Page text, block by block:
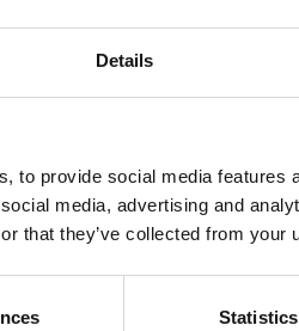
Details
to provide social media features
media, advertising and
that they’ve collected from your
Statistics
Firenze non merita lo
le prese in giro di mezza Italia. A